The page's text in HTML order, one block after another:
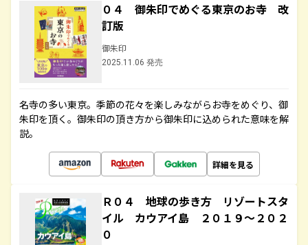
０４ 御朱印でめぐる東京のお寺 改
訂版
御朱印
2025.11.06 発売
名寺の多い東京。季節の花々を楽しみながらお寺をめぐり、御
朱印を頂く。御朱印の頂き方から御朱印に込められた意味を解
説。
詳細を見る
Ｒ０４ 地球の歩き方 リゾートスタ
イル カウアイ島 ２０１９～２０２
０